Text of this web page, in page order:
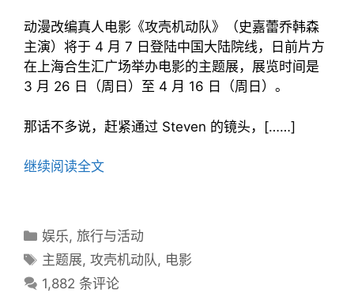
动漫改编真人电影《攻壳机动队》（史嘉蕾乔韩森
主演）将于 4 月 7 日登陆中国大陆院线，日前片方
在上海合生汇广场举办电影的主题展，展览时间是
3 月 26 日（周日）至 4 月 16 日（周日）。
那话不多说，赶紧通过 Steven 的镜头，[……]
继续阅读全文
分
类
录
娱乐, 旅行与活动
标
签
主题展,攻壳机动队 , 电影
1,882 条评论